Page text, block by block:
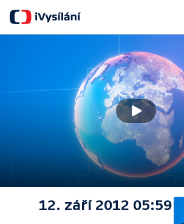
12. září 2012 05:59